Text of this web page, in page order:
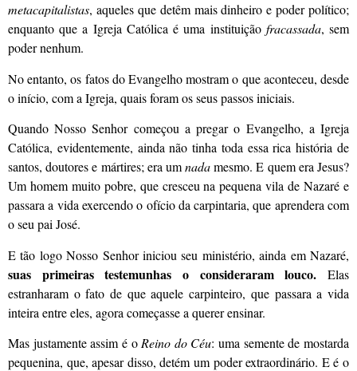
metacapitalistas, aqueles que detêm mais dinheiro e poder político;
enquanto que a Igreja Católica é uma instituição fracassada, sem
poder nenhum.
No entanto, os fatos do Evangelho mostram o que aconteceu, desde
o início, com a Igreja, quais foram os seus passos iniciais.
Quando Nosso Senhor começou a pregar o Evangelho, a Igreja
Católica, evidentemente, ainda não tinha toda essa rica história de
santos, doutores e mártires; era umnadamesmo. E quem era Jesus?
Um homem muito pobre, que cresceu na pequena vila de Nazaré e
passara a vida exercendo o ofício da carpintaria, que aprendera com
o seu pai José.
E tão logo Nosso Senhor iniciou seu ministério, ainda em Nazaré,
suas primeiras testemunhas o consideraram louco. Elas
estranharam o fato de que aquele carpinteiro, que passara a vida
inteira entre eles, agora começasse a querer ensinar.
Mas justamente assim é o Reino do Céu: uma semente de mostarda
pequenina, que, apesar disso, detém um poder extraordinário. E é o